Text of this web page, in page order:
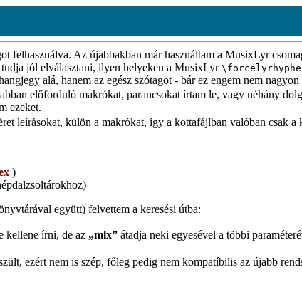
felhasználva. Az újabbakban már használtam a MusixLyr
tudja jól elválasztani, ilyen helyeken a MusixLyr
alá, hanem az egész szótagot - bár ez engem nem nagyon
előforduló makrókat, parancsokat írtam le, vagy néhány
ezeket.
leírásokat, külön a makrókat, így a kottafájlban valóban csak
)
együtt) felvettem a keresési útba:
kellene írni, de az „mlx” átadja neki egyesével a többi
ezért nem is szép, főleg pedig nem kompatíbilis az újabb